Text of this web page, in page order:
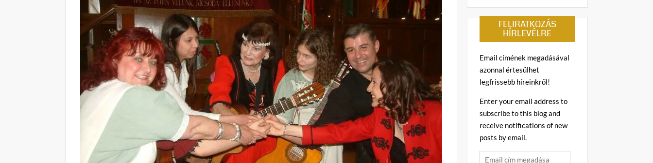
FELIRATKOZÁS
HÍRLEVÉLRE
Email címének megadásával
azonnal értesülhet
legfrissebb híreinkről!
Enter your email address to
subscribe to this blog and
receive notifications of new
posts by email.
Email